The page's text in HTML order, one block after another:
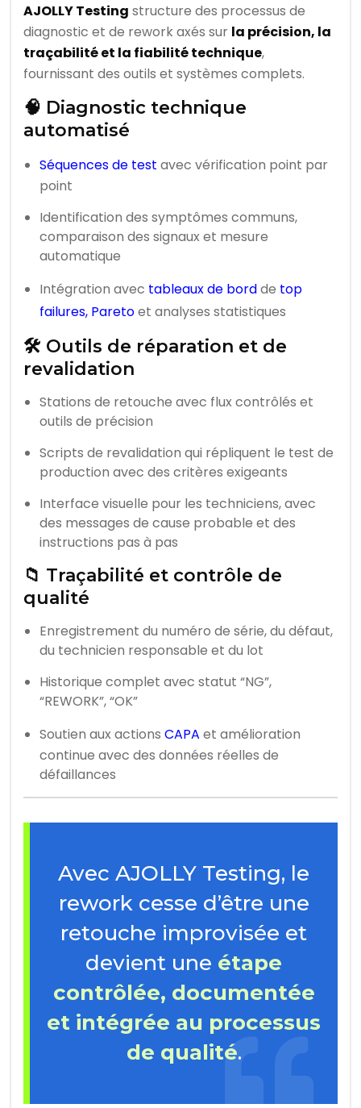
AJOLLY Testing structure des processus de
diagnostic et de rework axés sur la précision, la
traçabilité et la fiabilité technique,
fournissant des outils et systèmes complets.
🧠 Diagnostic technique
automatisé
Séquences de test avec vérification point par
point
Identification des symptômes communs,
comparaison des signaux et mesure
automatique
Intégration avec tableaux de bordde top
failures, Paretoet analyses statistiques
🛠️ Outils de réparation et de
revalidation
Stations de retouche avec flux contrôlés et
outils de précision
Scripts de revalidation qui répliquent le test de
production avec des critères exigeants
Interface visuelle pour les techniciens, avec
des messages de cause probable et des
instructions pas à pas
📁 Traçabilité et contrôle de
qualité
Enregistrement du numéro de série, du défaut,
du technicien responsable et du lot
Historique complet avec statut “NG”,
“REWORK”, “OK”
Soutien aux actions CAPA et amélioration
continue avec des données réelles de
défaillances
Avec AJOLLY Testing, le
rework cesse d’être une
retouche improvisée et
devient une étape
contrôlée, documentée
et intégrée au processus
de qualité.